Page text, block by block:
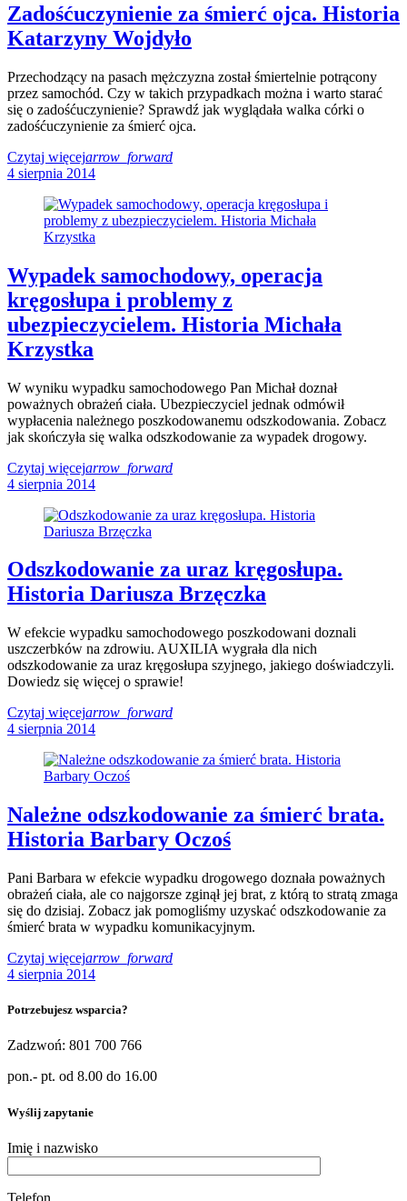
Zadośćuczynienie za śmierć ojca. Historia
Katarzyny Wojdyło
Przechodzący na pasach mężczyzna został śmiertelnie potrącony
przez samochód. Czy w takich przypadkach można i warto starać
się o zadośćuczynienie? Sprawdź jak wyglądała walka córki o
zadośćuczynienie za śmierć ojca.
Czytaj więcejarrow_forward
4 sierpnia 2014
Wypadek samochodowy, operacja
kręgosłupa i problemy z
ubezpieczycielem. Historia Michała
Krzystka
W wyniku wypadku samochodowego Pan Michał doznał
poważnych obrażeń ciała. Ubezpieczyciel jednak odmówił
wypłacenia należnego poszkodowanemu odszkodowania. Zobacz
jak skończyła się walka odszkodowanie za wypadek drogowy.
Czytaj więcejarrow_forward
4 sierpnia 2014
Odszkodowanie za uraz kręgosłupa.
Historia Dariusza Brzęczka
W efekcie wypadku samochodowego poszkodowani doznali
uszczerbków na zdrowiu. AUXILIA wygrała dla nich
odszkodowanie za uraz kręgosłupa szyjnego, jakiego doświadczyli.
Dowiedz się więcej o sprawie!
Czytaj więcejarrow_forward
4 sierpnia 2014
Należne odszkodowanie za śmierć brata.
Historia Barbary Oczoś
Pani Barbara w efekcie wypadku drogowego doznała poważnych
obrażeń ciała, ale co najgorsze zginął jej brat, z którą to stratą zmaga
się do dzisiaj. Zobacz jak pomogliśmy uzyskać odszkodowanie za
śmierć brata w wypadku komunikacyjnym.
Czytaj więcejarrow_forward
4 sierpnia 2014
Potrzebujesz wsparcia?
Zadzwoń: 801 700 766
pon.- pt. od 8.00 do 16.00
Wyślij zapytanie
Imię i nazwisko
Telefon